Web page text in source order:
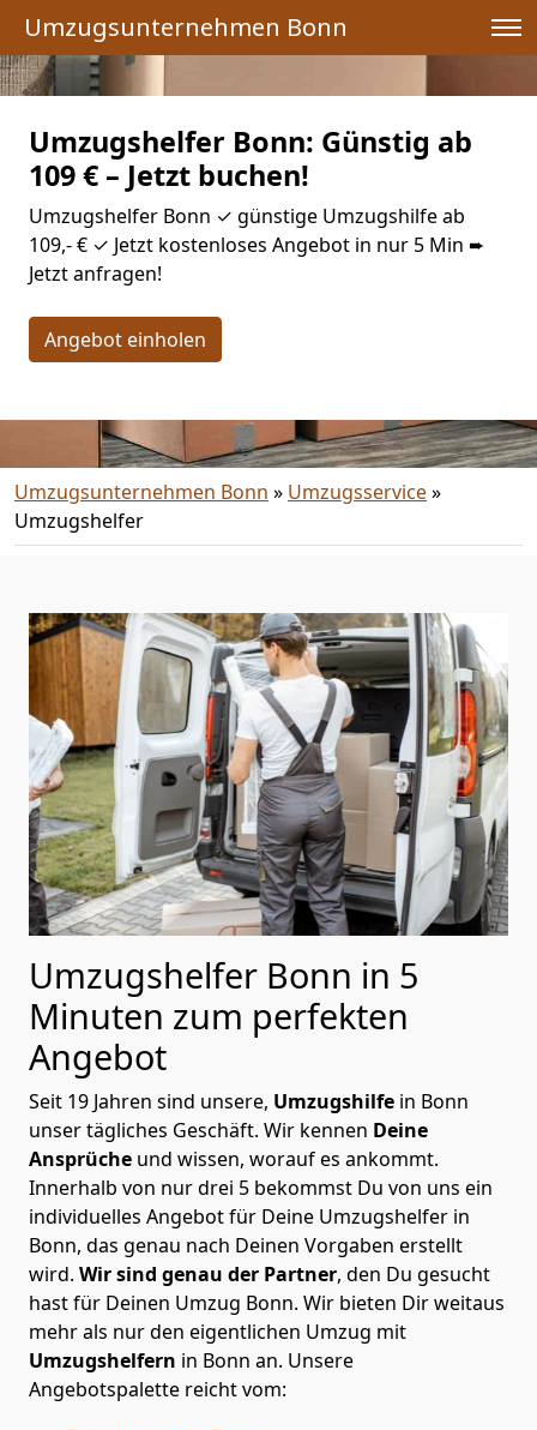
Umzugsunternehmen Bonn
Umzugshelfer Bonn: Günstig ab
109 € – Jetzt buchen!
Umzugshelfer Bonn ✓ günstige Umzugshilfe ab
109,- € ✓ Jetzt kostenloses Angebot in nur 5 Min ➨
Jetzt anfragen!
Angebot einholen
Umzugsunternehmen Bonn » Umzugsservice»
Umzugshelfer
Umzugshelfer Bonn in 5
Minuten zum perfekten
Angebot
Seit 19 Jahren sind unsere, Umzugshilfe in Bonn
unser tägliches Geschäft. Wir kennen Deine
Ansprüche und wissen, worauf es ankommt.
Innerhalb von nur drei 5 bekommst Du von uns ein
individuelles Angebot für Deine Umzugshelfer in
Bonn, das genau nach Deinen Vorgaben erstellt
wird. Wir sind genau der Partner, den Du gesucht
hast für Deinen Umzug Bonn. Wir bieten Dir weitaus
mehr als nur den eigentlichen Umzug mit
Umzugshelfern in Bonn an. Unsere
Angebotspalette reicht vom: